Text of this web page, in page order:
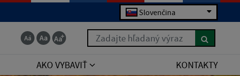
Slovenčina
Zadajte hľadaný výraz
AKO VYBAVIŤ KONTAKTY